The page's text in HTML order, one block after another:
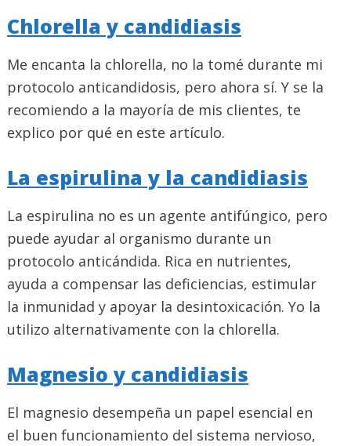
Chlorella y candidiasis
Me encanta la chlorella, no la tomé durante mi
protocolo anticandidosis, pero ahora sí. Y se la
recomiendo a la mayoría de mis clientes, te
explico por qué en este artículo.
La espirulina y la candidiasis
La espirulina no es un agente antifúngico, pero
puede ayudar al organismo durante un
protocolo anticándida. Rica en nutrientes,
ayuda a compensar las deficiencias, estimular
la inmunidad y apoyar la desintoxicación. Yo la
utilizo alternativamente con la chlorella.
Magnesio y candidiasis
El magnesio desempeña un papel esencial en
el buen funcionamiento del sistema nervioso,